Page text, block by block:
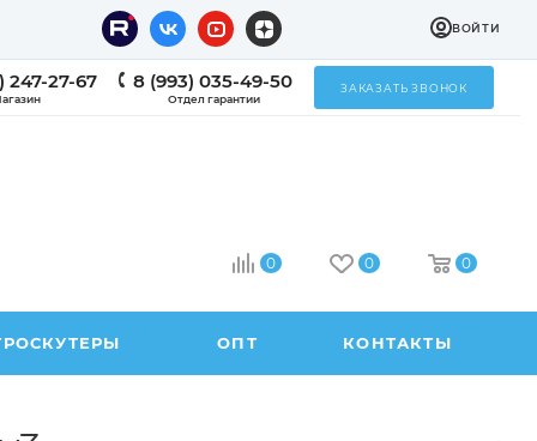
ВОЙТИ
247-27-67 8 (993) 035-49-50
Отдел гарантии
ЗАКАЗАТЬ ЗВОНОК
0 0 0
ОПТ КОНТАКТЫ